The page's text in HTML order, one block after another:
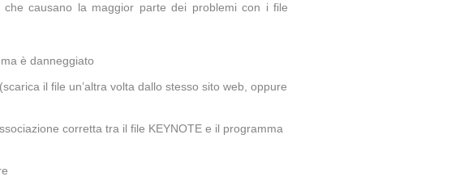
causano la maggior parte dei problemi con i file
è danneggiato
il file un’altra volta dallo stesso sito web, oppure
corretta tra il file KEYNOTE e il programma